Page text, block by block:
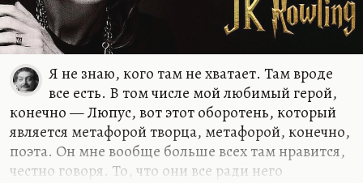
Я не знаю, кого там не хватает. Там вроде
все есть. В том числе мой любимый герой,
конечно — Люпус, вот этот оборотень, который
является метафорой творца, метафорой, конечно,
поэта. Он мне вообще больше всех там нравится,
честно говоря. То, что они все ради него